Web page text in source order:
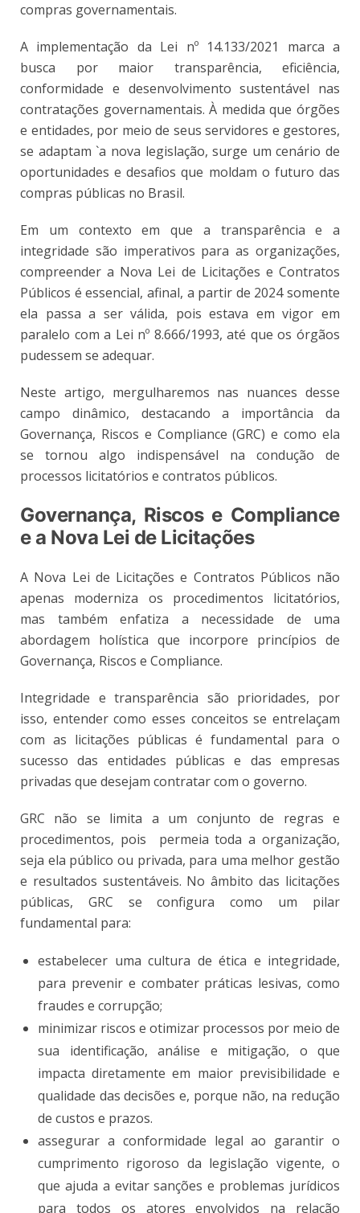
compras governamentais.
A implementação da Lei nº 14.133/2021 marca a
busca por maior transparência, eficiência,
conformidade e desenvolvimento sustentável nas
contratações governamentais. À medida que órgões
e entidades, por meio de seus servidores e gestores,
se adaptam `a nova legislação, surge um cenário de
oportunidades e desafios que moldam o futuro das
compras públicas no Brasil.
Em um contexto em que a transparência e a
integridade são imperativos para as organizações,
compreender a Nova Lei de Licitações e Contratos
Públicos é essencial, afinal, a partir de 2024 somente
ela passa a ser válida, pois estava em vigor em
paralelo com a Lei nº 8.666/1993, até que os órgãos
pudessem se adequar.
Neste artigo, mergulharemos nas nuances desse
campo dinâmico, destacando a importância da
Governança, Riscos e Compliance (GRC) e como ela
se tornou algo indispensável na condução de
processos licitatórios e contratos públicos.
Governança, Riscos e Compliance
e a Nova Lei de Licitações
A Nova Lei de Licitações e Contratos Públicos não
apenas moderniza os procedimentos licitatórios,
mas também enfatiza a necessidade de uma
abordagem holística que incorpore princípios de
Governança, Riscos e Compliance.
Integridade e transparência são prioridades, por
isso, entender como esses conceitos se entrelaçam
com as licitações públicas é fundamental para o
sucesso das entidades públicas e das empresas
privadas que desejam contratar com o governo.
GRC não se limita a um conjunto de regras e
procedimentos, pois permeia toda a organização,
seja ela público ou privada, para uma melhor gestão
e resultados sustentáveis. No âmbito das licitações
públicas, GRC se configura como um pilar
fundamental para:
estabelecer uma cultura de ética e integridade,
para prevenir e combater práticas lesivas, como
fraudes e corrupção;
minimizar riscos e otimizar processos por meio de
sua identificação, análise e mitigação, o que
impacta diretamente em maior previsibilidade e
qualidade das decisões e, porque não, na redução
de custos e prazos.
assegurar a conformidade legal ao garantir o
cumprimento rigoroso da legislação vigente, o
que ajuda a evitar sanções e problemas jurídicos
para todos os atores envolvidos na relação